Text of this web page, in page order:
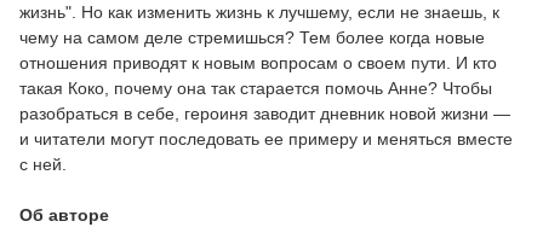
жизнь". Но как изменить жизнь к лучшему, если не знаешь, к
чему на самом деле стремишься? Тем более когда новые
отношения приводят к новым вопросам о своем пути. И кто
такая Коко, почему она так старается помочь Анне? Чтобы
разобраться в себе, героиня заводит дневник новой жизни —
и читатели могут последовать ее примеру и меняться вместе
с ней.
Об авторе